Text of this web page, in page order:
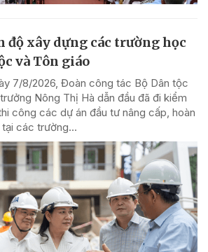
độ xây dựng các trường học
và Tôn giáo
7/8/2026, Đoàn công tác Bộ Dân tộc
Nông Thị Hà dẫn đầu đã đi kiểm
công các dự án đầu tư nâng cấp, hoàn
các trường...